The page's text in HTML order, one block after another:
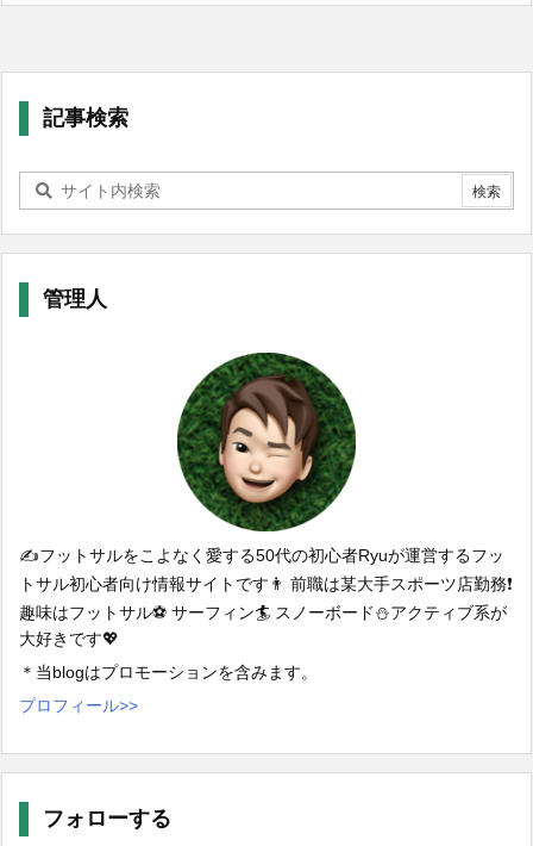
記事検索
管理人
✍️フットサルをこよなく愛する50代の初心者Ryuが運営するフッ
トサル初心者向け情報サイトです👨 前職は某大手スポーツ店勤務❗️
趣味はフットサル⚽️ サーフィン🏄 スノーボード⛄️アクティブ系が
大好きです💖
＊当blogはプロモーションを含みます。
プロフィール>>
フォローする